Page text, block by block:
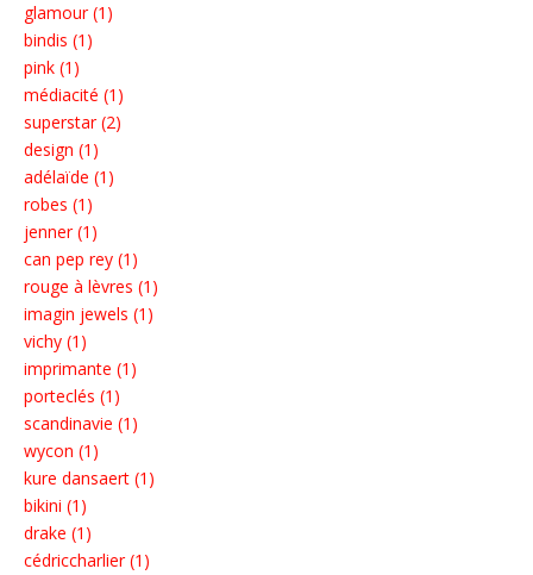
glamour (1)
bindis (1)
pink (1)
médiacité (1)
superstar (2)
design (1)
adélaïde (1)
robes (1)
jenner (1)
can pep rey (1)
rouge à lèvres (1)
imagin jewels (1)
vichy (1)
imprimante (1)
porteclés (1)
scandinavie (1)
wycon (1)
kure dansaert (1)
bikini (1)
drake (1)
cédriccharlier (1)